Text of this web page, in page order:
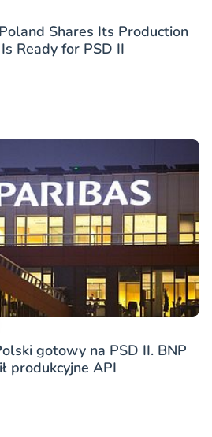
Shares Its Production
Ready for PSD II
gotowy na PSD II. BNP
produkcyjne API